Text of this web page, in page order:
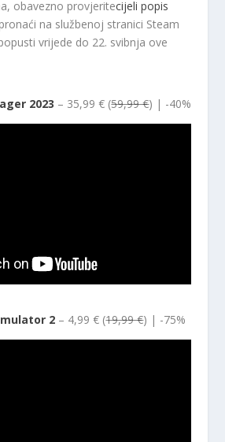
obavezno provjeritecijeli popis
na službenoj stranici Steam
vrijede do 22. svibnja ove
2023 – 35,99 € (59,99 €) | -40%
2 – 4,99 € (19,99 €) | -75%